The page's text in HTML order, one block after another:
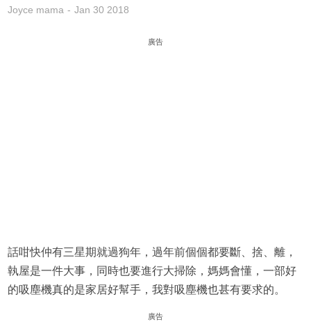
Joyce mama Jan 30 2018
廣告
話咁快仲有三星期就過狗年，過年前個個都要斷、捨、離，
執屋是一件大事，同時也要進行大掃除，媽媽會懂，一部好
的吸塵機真的是家居好幫手，我對吸塵機也甚有要求的。
廣告